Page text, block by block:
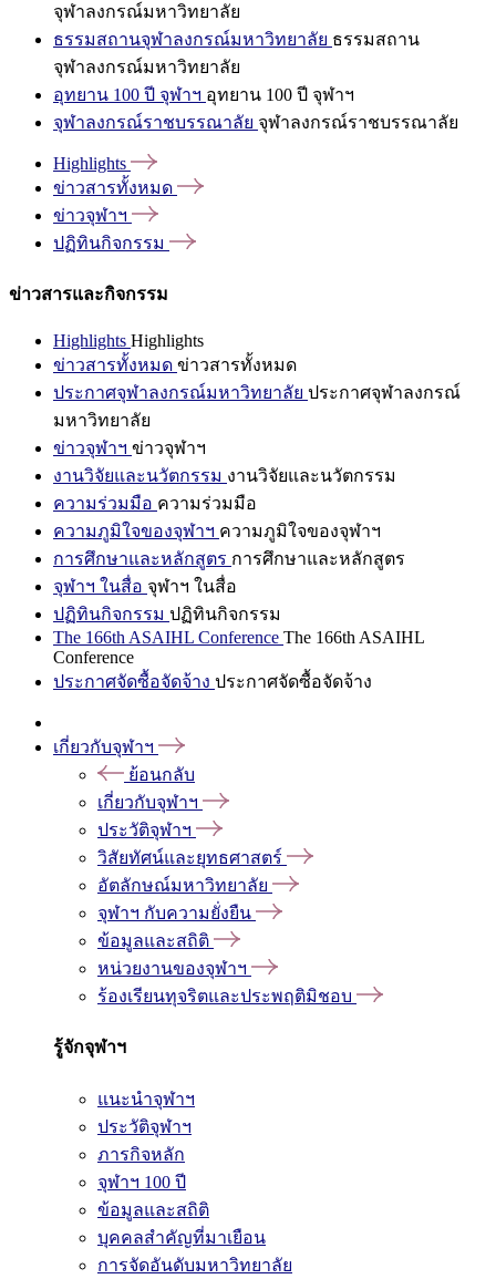
จุฬาลงกรณ์มหาวิทยาลัย
ธรรมสถานจุฬาลงกรณ์มหาวิทยาลัย ธรรมสถาน
จุฬาลงกรณ์มหาวิทยาลัย
อุทยาน 100 ปี จุฬาฯ อุทยาน 100 ปี จุฬาฯ
จุฬาลงกรณ์ราชบรรณาลัย จุฬาลงกรณ์ราชบรรณาลัย
Highlights
ข่าวสารทั้งหมด
ข่าวจุฬาฯ
ปฏิทินกิจกรรม
ข่าวสารและกิจกรรม
Highlights Highlights
ข่าวสารทั้งหมด ข่าวสารทั้งหมด
ประกาศจุฬาลงกรณ์มหาวิทยาลัย ประกาศจุฬาลงกรณ์
มหาวิทยาลัย
ข่าวจุฬาฯ ข่าวจุฬาฯ
งานวิจัยและนวัตกรรม งานวิจัยและนวัตกรรม
ความร่วมมือ ความร่วมมือ
ความภูมิใจของจุฬาฯ ความภูมิใจของจุฬาฯ
การศึกษาและหลักสูตร การศึกษาและหลักสูตร
จุฬาฯ ในสื่อ จุฬาฯ ในสื่อ
ปฏิทินกิจกรรม ปฏิทินกิจกรรม
The 166th ASAIHL Conference The 166th ASAIHL
Conference
ประกาศจัดซื้อจัดจ้าง ประกาศจัดซื้อจัดจ้าง
เกี่ยวกับจุฬาฯ
ย้อนกลับ
เกี่ยวกับจุฬาฯ
ประวัติจุฬาฯ
วิสัยทัศน์และยุทธศาสตร์
อัตลักษณ์มหาวิทยาลัย
จุฬาฯ กับความยั่งยืน
ข้อมูลและสถิติ
หน่วยงานของจุฬาฯ
ร้องเรียนทุจริตและประพฤติมิชอบ
รู้จักจุฬาฯ
แนะนำจุฬาฯ
ประวัติจุฬาฯ
ภารกิจหลัก
จุฬาฯ 100 ปี
ข้อมูลและสถิติ
บุคคลสำคัญที่มาเยือน
การจัดอันดับมหาวิทยาลัย